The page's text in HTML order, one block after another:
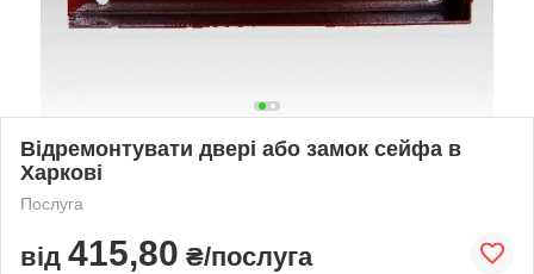
Відремонтувати двері або замок сейфа в
Харкові
Послуга
від 415,80 ₴/послуга